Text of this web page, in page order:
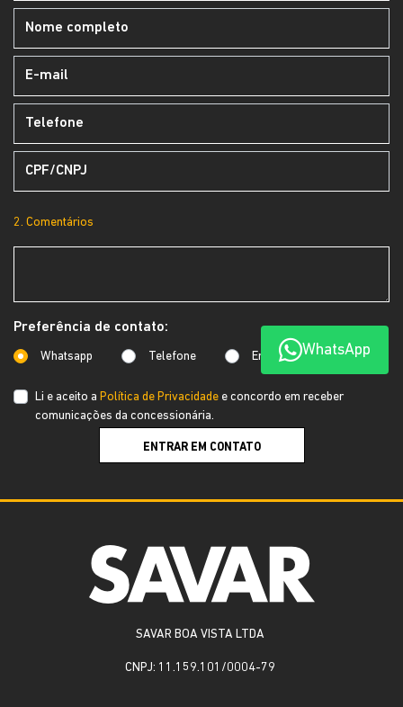
2. Comentários
Preferência de contato:
Whatsapp Telefone Email
Li e aceito a Política de Privacidade e concordo em receber
comunicações da concessionária.
ENTRAR EM CONTATO
WhatsApp
SAVAR BOA VISTA LTDA
CNPJ: 11.159.101/0004-79